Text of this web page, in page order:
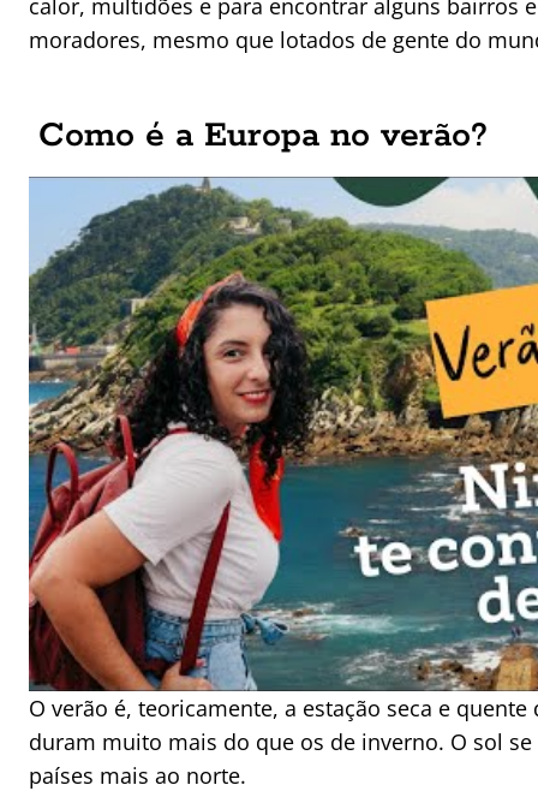
calor, multidões e para encontrar alguns bairros
moradores, mesmo que lotados de gente do
Como é a Europa no verão?
O verão é, teoricamente, a estação seca e
duram muito mais do que os de inverno. O sol
países mais ao norte.